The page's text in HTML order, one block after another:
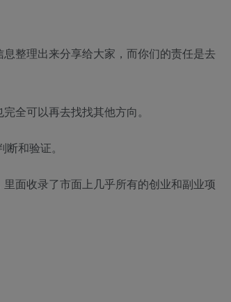
整理出来分享给大家，而你们的责任是去
全可以再去找找其他方向。
和验证。
面收录了市面上几乎所有的创业和副业项